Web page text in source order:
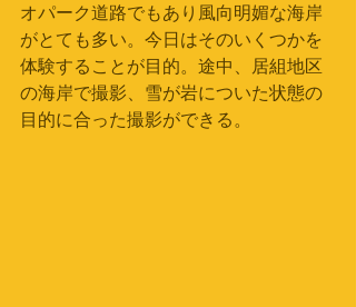
オパーク道路でもあり風向明媚な海岸
がとても多い。今日はそのいくつかを
体験することが目的。途中、居組地区
の海岸で撮影、雪が岩についた状態の
目的に合った撮影ができる。